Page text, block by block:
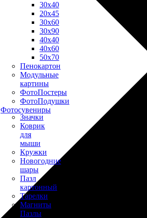
30х40
20х45
30х60
30х90
40х40
40х60
50х70
Пенокартон
Модульные
картины
ФотоПостеры
ФотоПодушки
Фотоcувениры
Значки
Коврик
для
мыши
Кружки
Новогодние
шары
Пазл
картонный
Тарелки
Магниты
Пазлы